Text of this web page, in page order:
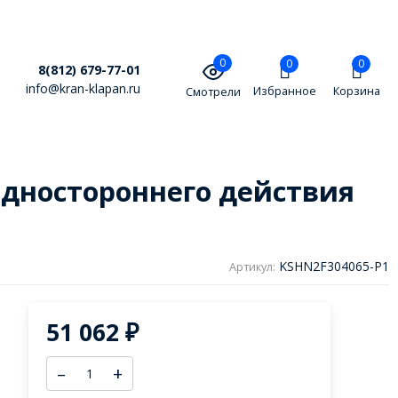
8(812) 679-77-01
info@kran-klapan.ru
0
Смотрели
0
Избранное
0
Корзина
действия
Артикул: KSHN2F304065-P1
51 062 ₽
– +